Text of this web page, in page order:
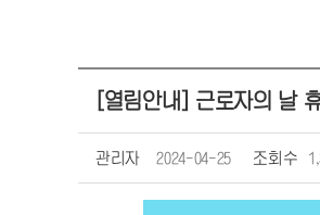
[열림안내] 근로자의 날
관리자 2024-04-25 조회수